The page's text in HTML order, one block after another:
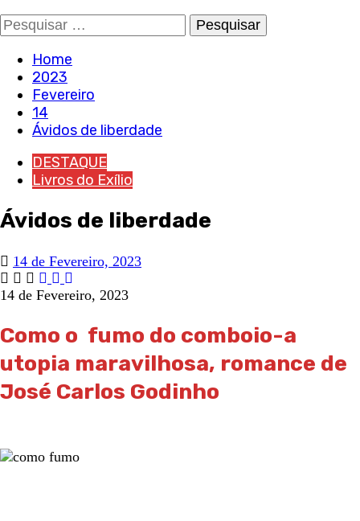
Pesquisar
por:
Home
2023
Fevereiro
14
Ávidos de liberdade
DESTAQUE
Livros do Exílio
Ávidos de liberdade
14 de Fevereiro, 2023
14 de Fevereiro, 2023
Como o fumo do comboio-a
utopia maravilhosa, romance de
José Carlos Godinho